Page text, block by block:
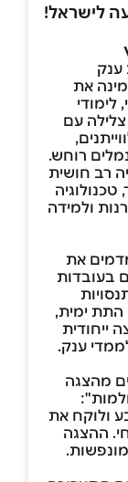
לישראל!
ענק
את
עם
רוחש.
רב חושית
טכנולוגיה
ולמידה
את
בעובדות
התת ימית,
ייחודית
ענק.
מהצגה
עולמות":
ולוקח את
ההצגה